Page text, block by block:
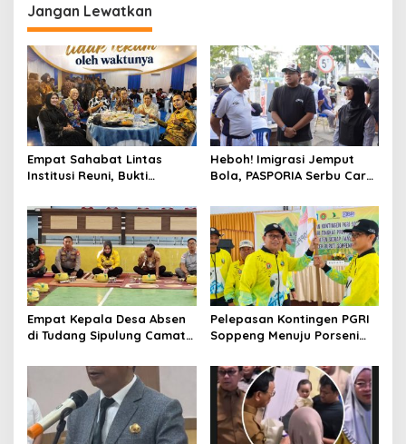
Jangan Lewatkan
Empat Sahabat Lintas
Institusi Reuni, Bukti
Sejak Mengabdi di Soppeng
Heboh! Imigrasi Jemput
Bola, PASPORIA Serbu Car
Warga Antre Nikmati
Layanan Paspor Akhir
Pekan
Empat Kepala Desa Absen
di Tudang Sipulung Camat
Tuai Tanda Tanya
Pelepasan Kontingen PGRI
Soppeng Menuju Porseni
Sportivitas dan Harumkan
Nama Bumi Latemmamala